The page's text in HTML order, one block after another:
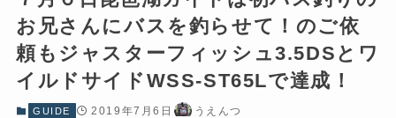
お兄さんにバスを釣らせて！のご依
頼もジャスターフィッシュ3.5DSとワ
イルドサイドWSS-ST65Lで達成！
GUIDE 2019年7月6日 うえんつ